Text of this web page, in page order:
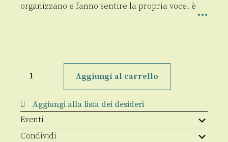
organizzano e fanno sentire la propria voce. è
nuova
europeizzata
e
neutralizzata?
quantità
Aggiungi al carrello
Aggiungi alla lista dei desideri
Eventi
Condividi